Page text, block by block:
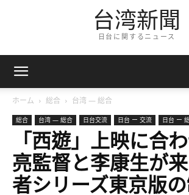
台湾新聞
日台に関するニュース
ホーム 総合 台湾 — 総合
総合 台湾 — 総合 日台交流 日台 ー 交流 日台 ー
「西遊」上映に合
亮監督と李康生が
者シリーズ東京版